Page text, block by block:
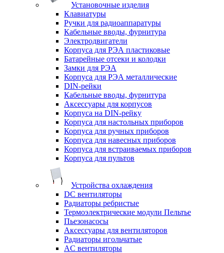
Установочные изделия
Клавиатуры
Ручки для радиоаппаратуры
Кабельные вводы, фурнитура
Электродвигатели
Корпуса для РЭА пластиковые
Батарейные отсеки и колодки
Замки для РЭА
Корпуса для РЭА металлические
DIN-рейки
Кабельные вводы, фурнитура
Аксессуары для корпусов
Корпуса на DIN-рейку
Корпуса для настольных приборов
Корпуса для ручных приборов
Корпуса для навесных приборов
Корпуса для встраиваемых приборов
Корпуса для пультов
Устройства охлаждения
DC вентиляторы
Радиаторы ребристые
Термоэлектрические модули Пельтье
Пьезонасосы
Аксессуары для вентиляторов
Радиаторы игольчатые
AC вентиляторы